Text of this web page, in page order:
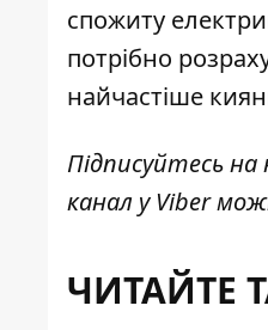
спожиту
потрібно
найчастіше
Підписуйтесь
канал у Viber
ЧИТАЙТЕ